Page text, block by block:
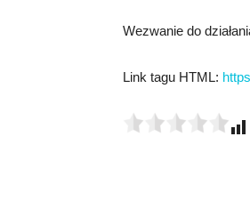
Wezwanie do
Link tagu HTML: